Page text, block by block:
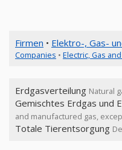
Firmen • Elektro-, Gas-
Companies • Electric, Gas
Erdgasverteilung Natural
Gemischtes Erdgas und
and manufactured gas,
Totale Tierentsorgung